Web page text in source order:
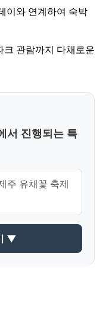
이와 연계하여 숙박
크 관람까지 다채로운
서 진행되는 특
주 유채꽃 축제
▼